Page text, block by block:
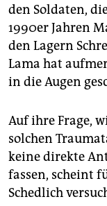
den Soldaten,
1990er Jahren
den Lagern
Lama hat
in die Augen
Auf ihre Frage,
solchen
keine direkte
fassen, scheint
Schedlich